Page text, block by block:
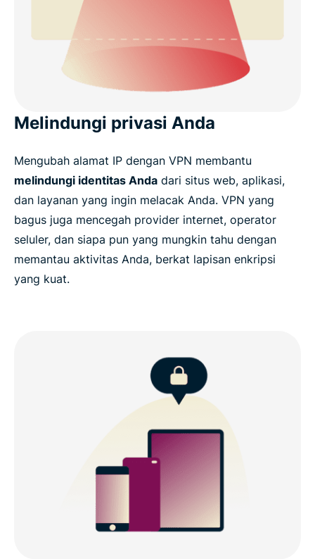
Melindungi privasi Anda
Mengubah alamat IP dengan VPN membantu
melindungi identitas Anda dari situs web, aplikasi,
dan layanan yang ingin melacak Anda. VPN yang
bagus juga mencegah provider internet, operator
seluler, dan siapa pun yang mungkin tahu dengan
memantau aktivitas Anda, berkat lapisan enkripsi
yang kuat.